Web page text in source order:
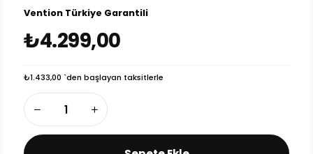
Vention Türkiye Garantili
₺4.299,00
₺1.433,00 `den başlayan taksitlerle